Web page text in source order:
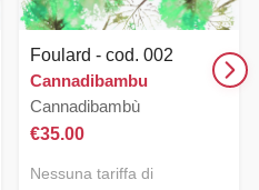
Foulard - cod. 002
Cannadibambu
Cannadibambù
€35.00
Nessuna tariffa di